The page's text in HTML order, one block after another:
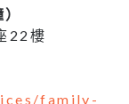
22樓
family-